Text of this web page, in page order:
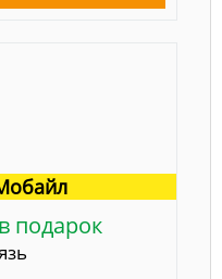
подарок